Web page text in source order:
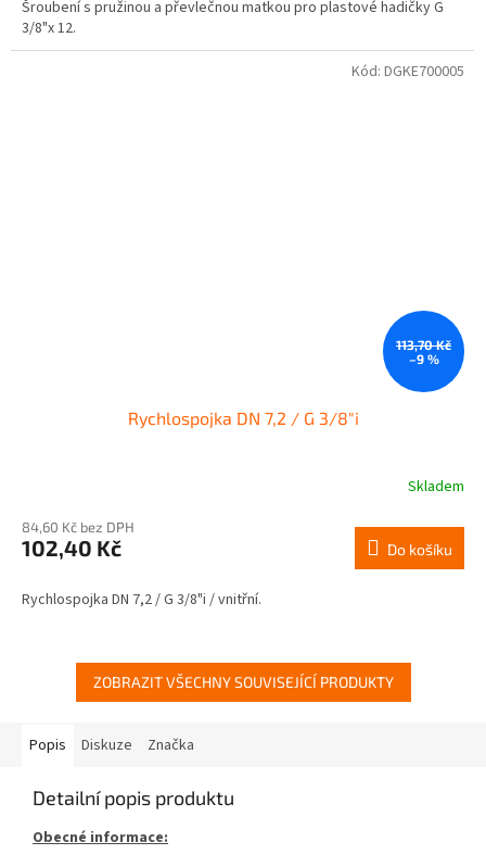
Šroubení s pružinou a převlečnou matkou pro plastové hadičky G
3/8"x 12.
113,70 Kč
–9 %
Rychlospojka DN 7,2 / G 3/8"i
Skladem
84,60 Kč bez DPH
102,40 Kč Do košíku
Rychlospojka DN 7,2 / G 3/8"i / vnitřní.
Kód: DGKE700005
ZOBRAZIT VŠECHNY SOUVISEJÍCÍ PRODUKTY
Popis Diskuze Značka
Detailní popis produktu
Obecné informace: